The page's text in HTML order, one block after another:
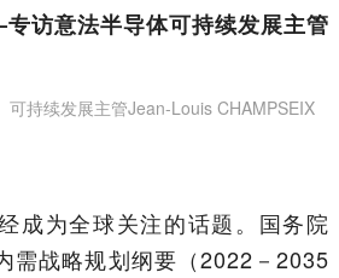
访意法半导体可持续发展主管
可持续发展主管Jean-Louis CHAMPSEIX
成为全球关注的话题。国务院
需战略规划纲要（2022－2035